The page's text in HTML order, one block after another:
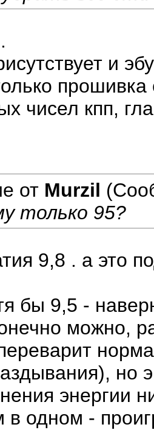
и
чисел кпп,
от Murzil
только 95?
9,8 . а это
бы 9,5 -
можно,
но
энергии
в одном -